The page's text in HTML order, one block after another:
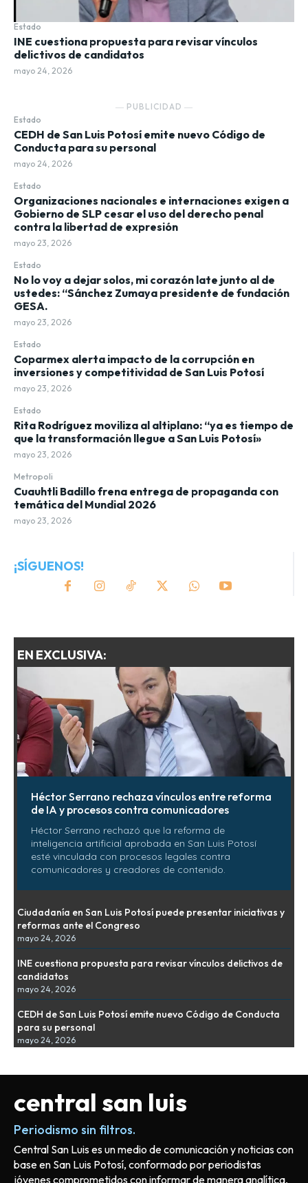
Estado
INE cuestiona propuesta para revisar vínculos
delictivos de candidatos
mayo 24, 2026
― PUBLICIDAD ―
Estado
CEDH de San Luis Potosí emite nuevo Código de
Conducta para su personal
mayo 24, 2026
Estado
Organizaciones nacionales e internaciones exigen a
Gobierno de SLP cesar el uso del derecho penal
contra la libertad de expresión
mayo 23, 2026
Estado
No lo voy a dejar solos, mi corazón late junto al de
ustedes: “Sánchez Zumaya presidente de fundación
GESA.
mayo 23, 2026
Estado
Coparmex alerta impacto de la corrupción en
inversiones y competitividad de San Luis Potosí
mayo 23, 2026
Estado
Rita Rodríguez moviliza al altiplano: “ya es tiempo de
que la transformación llegue a San Luis Potosí»
mayo 23, 2026
Metropoli
Cuauhtli Badillo frena entrega de propaganda con
temática del Mundial 2026
mayo 23, 2026
¡SÍGUENOS!
EN EXCLUSIVA:
Héctor Serrano rechaza vínculos entre reforma
de IA y procesos contra comunicadores
Héctor Serrano rechazó que la reforma de
inteligencia artificial aprobada en San Luis Potosí
esté vinculada con procesos legales contra
comunicadores y creadores de contenido.
Ciudadanía en San Luis Potosí puede presentar iniciativas y
reformas ante el Congreso
mayo 24, 2026
INE cuestiona propuesta para revisar vínculos delictivos de
candidatos
mayo 24, 2026
CEDH de San Luis Potosí emite nuevo Código de Conducta
para su personal
mayo 24, 2026
central san luis
Periodismo sin filtros.
Central San Luis es un medio de comunicación y noticias con
base en San Luis Potosí, conformado por periodistas
jóvenes comprometidos con informar de manera analítica,